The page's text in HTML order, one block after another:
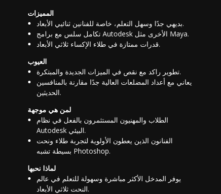
المميزات
بديهي جدًا وسهل التعلم، خاصة للفنانين ثنائيي الأبعاد.
تكامل سلس مع برامج Autodesk الأخرى مثل Maya.
قدرات ممتازة في طلاء الإكساء ثلاثي الأبعاد.
العيوب
تطوير راكد مع نقص في الميزات الجديدة والمبتكرة.
يعاني مع أعداد المضلعات العالية جدًا مقارنة بالمنافسين
الحديثين.
لمن هي موجهة
الطلاب والمهنيون المستثمرون بالفعل في نظام
Autodesk البيئي.
الفنانون الذين يعطون الأولوية لتجربة طلاء ونحت
بسيطة تشبه Photoshop.
لماذا نحبها
يوفر المدخل الأكثر مباشرة وسهولة للتعلم في عالم
النحت ثلاثي الأبعاد.